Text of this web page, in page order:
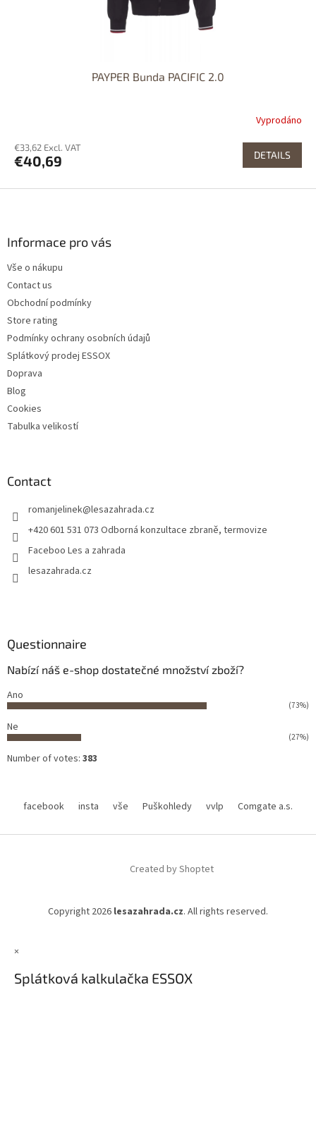
PAYPER Bunda PACIFIC 2.0
Vyprodáno
€33,62 Excl. VAT
€40,69 DETAILS
Informace pro vás
Vše o nákupu
Contact us
Obchodní podmínky
Store rating
Podmínky ochrany osobních údajů
Splátkový prodej ESSOX
Doprava
Blog
Cookies
Tabulka velikostí
Contact
romanjelinek@lesazahrada.cz
+420 601 531 073 Odborná konzultace zbraně, termovize
Faceboo Les a zahrada
lesazahrada.cz
Questionnaire
Nabízí náš e-shop dostatečné množství zboží?
Ano
(73%)
Ne
(27%)
Number of votes: 383
facebook insta vše Puškohledy vvlp Comgate a.s.
Created by Shoptet
Copyright 2026 lesazahrada.cz. All rights reserved.
×
Splátková kalkulačka ESSOX